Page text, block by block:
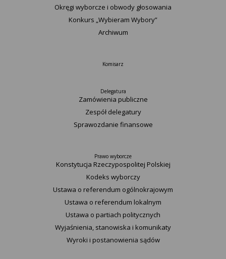
Okręgi wyborcze i obwody głosowania
Konkurs „Wybieram Wybory”
Archiwum
Komisarz
Delegatura
Zamówienia publiczne
Zespół delegatury
Sprawozdanie finansowe
Prawo wyborcze
Konstytucja Rzeczypospolitej Polskiej​
Kodeks wyborczy
Ustawa o referendum ogólnokrajowym
Ustawa o referendum lokalnym
Ustawa o partiach politycznych
Wyjaśnienia, stanowiska i komunikaty
Wyroki i postanowienia sądów